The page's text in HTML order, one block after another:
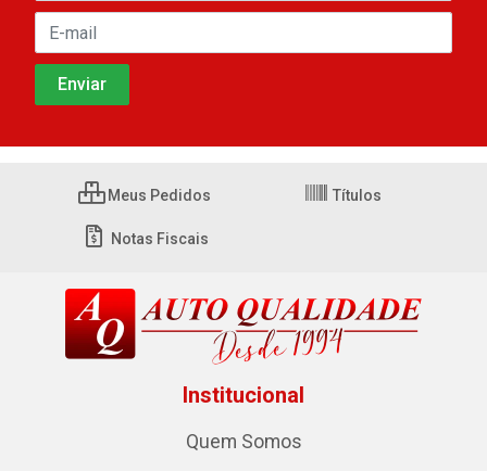
Meus Pedidos Títulos
Notas Fiscais
Institucional
Quem Somos